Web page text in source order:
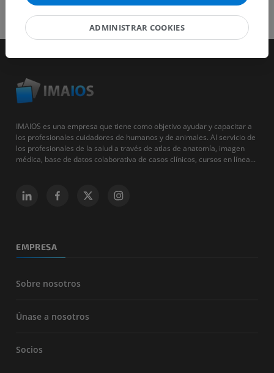
IMAIOS es una empresa que tiene como objetivo ayudar y capacitar a
los profesionales cuidadores de humanos y de animales. Al servicio de
los profesionales de la salud a través de atlas de anatomía, imagen
médica, base de datos colaborativa de casos clínicos, cursos en línea...
EMPRESA
Sobre nosotros
Únase a nosotros
Socios
ADMINISTRAR COOKIES